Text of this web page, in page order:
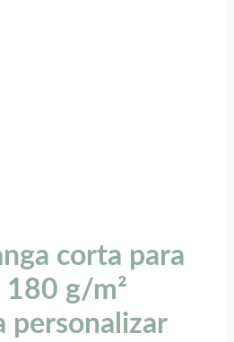
corta para
180 g/m²
personalizar